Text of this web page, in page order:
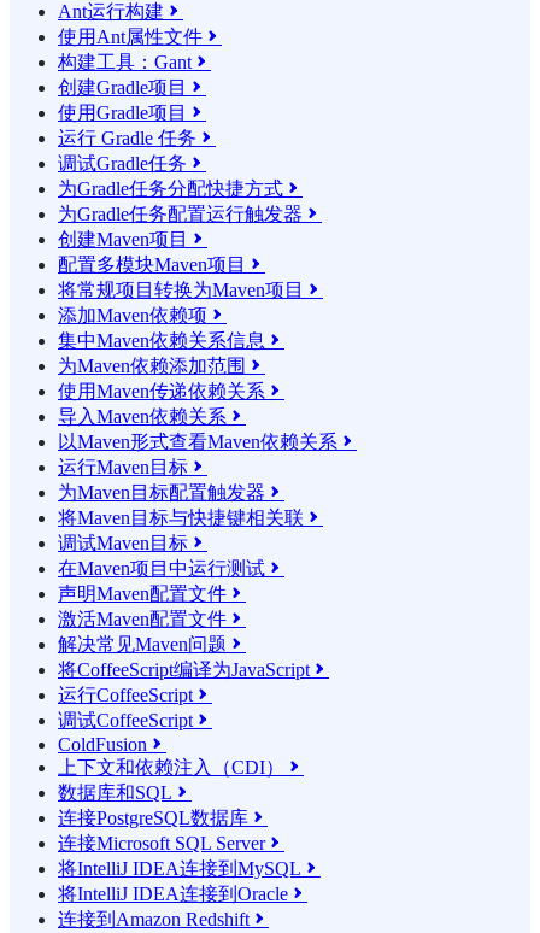
Ant运行构建 
使用Ant属性文件 
构建工具：Gant 
创建Gradle项目 
使用Gradle项目 
运行 Gradle 任务 
调试Gradle任务 
为Gradle任务分配快捷方式 
为Gradle任务配置运行触发器 
创建Maven项目 
配置多模块Maven项目 
将常规项目转换为Maven项目 
添加Maven依赖项 
集中Maven依赖关系信息 
为Maven依赖添加范围 
使用Maven传递依赖关系 
导入Maven依赖关系 
以Maven形式查看Maven依赖关系 
运行Maven目标 
为Maven目标配置触发器 
将Maven目标与快捷键相关联 
调试Maven目标 
在Maven项目中运行测试 
声明Maven配置文件 
激活Maven配置文件 
解决常见Maven问题 
将CoffeeScript编译为JavaScript 
运行CoffeeScript 
调试CoffeeScript 
ColdFusion 
上下文和依赖注入（CDI） 
数据库和SQL 
连接PostgreSQL数据库 
连接Microsoft SQL Server
将IntelliJ IDEA连接到MySQL 
将IntelliJ IDEA连接到Oracle 
连接到Amazon Redshift 